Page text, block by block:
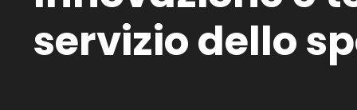
servizio dello